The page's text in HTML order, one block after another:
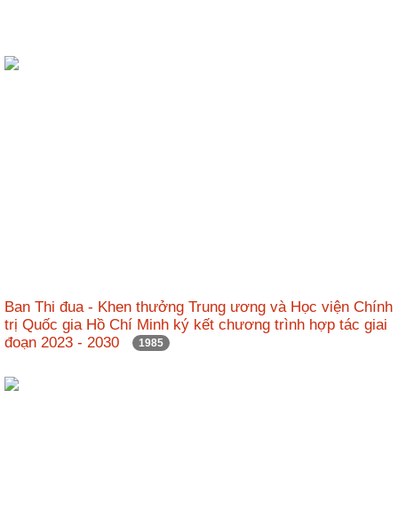
Ban Thi đua - Khen thưởng Trung ương và Học viện Chính
trị Quốc gia Hồ Chí Minh ký kết chương trình hợp tác giai
đoạn 2023 - 2030
1985